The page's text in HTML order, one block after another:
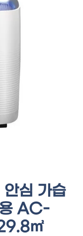
안심 가습
용 AC-
㎡